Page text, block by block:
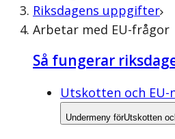
Riksdagens uppgifter
Arbetar med EU-frågor
Så fungerar
Utskotten och EU-
Undermeny förUtskotten